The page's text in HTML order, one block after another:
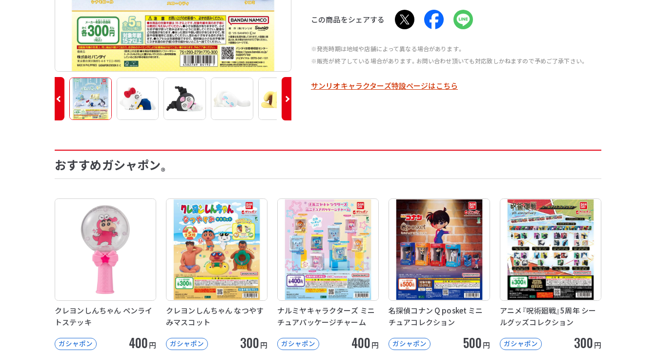
この商品をシェアする
※発売時期は地域や店舗によって異なる場合があります。
※販売が終了している場合があります。お問い合わせ頂いても対応致しかねますので予めご了承下さい。
サンリオキャラクターズ特設ページはこちら
おすすめガシャポン®
クレヨンしんちゃん ペンライ
トステッキ
ガシャポン 400円
クレヨンしんちゃん なつやす
みマスコット
ガシャポン 300円
ナルミヤキャラクターズ ミニ
チュアパッケージチャーム
ガシャポン 400円
名探偵コナン Q posket ミニ
チュアコレクション
ガシャポン 500円
アニメ『呪術廻戦』5周年 シー
ルグッズコレクション
ガシャポン 300円